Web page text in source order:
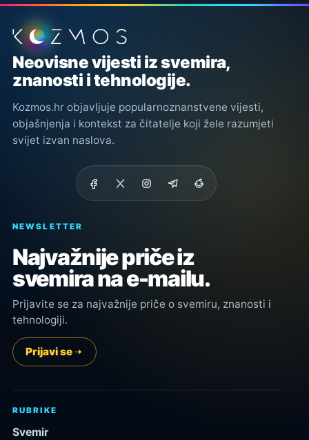
Podnožje stranice
Neovisne vijesti iz svemira,
znanosti i tehnologije.
Kozmos.hr objavljuje popularnoznanstvene vijesti,
objašnjenja i kontekst za čitatelje koji žele razumjeti
svijet izvan naslova.
NEWSLETTER
Najvažnije priče iz
svemira na e-mailu.
Prijavite se za najvažnije priče o svemiru, znanosti i
tehnologiji.
Prijavi se
RUBRIKE
Svemir